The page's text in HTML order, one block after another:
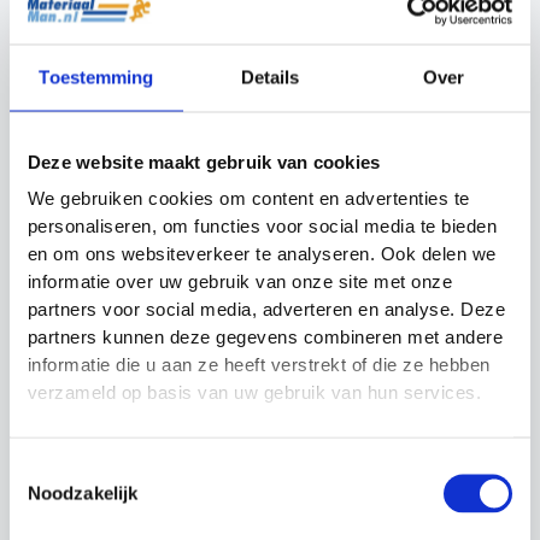
Toestemming Details Over
Deze website maakt gebruik van cookies
We gebruiken cookies om content en advertenties te
personaliseren, om functies voor social media te bieden
en om ons websiteverkeer te analyseren. Ook delen we
informatie over uw gebruik van onze site met onze
partners voor social media, adverteren en analyse. Deze
partners kunnen deze gegevens combineren met andere
informatie die u aan ze heeft verstrekt of die ze hebben
verzameld op basis van uw gebruik van hun services.
Noodzakelijk
4 trainingspalen fluoriserend oranje,
4 trainingspalen rood
Stevige draagtas
Gerelateerde producten
Actie!
Actie! Actie!
Actie!